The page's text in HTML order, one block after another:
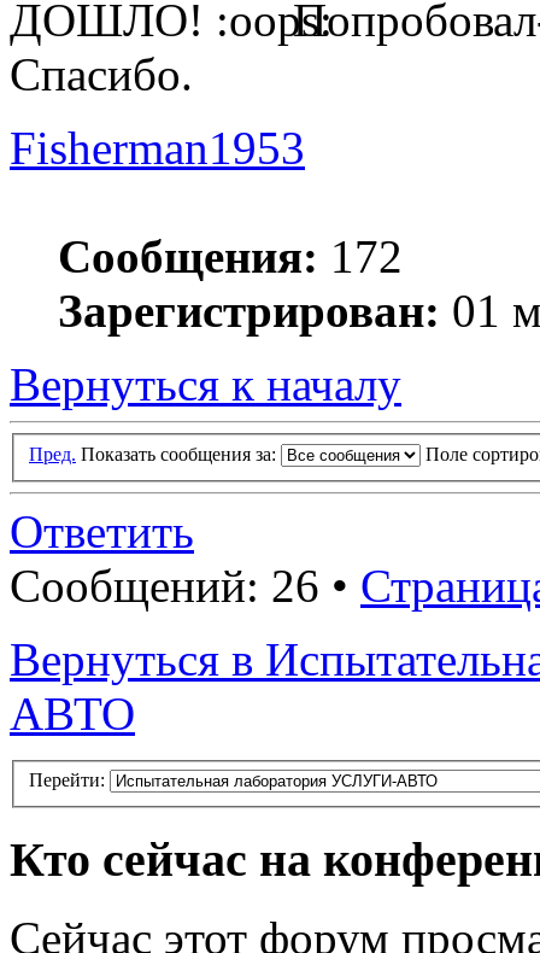
ДОШЛО!
Спасибо.
Fisherman1953
Сообщения: 172
Зарегистрирован: 01
Вернуться к началу
Пред. Показать сообщения за: Поле
Ответить
Сообщений: 26 •
Вернуться в
АВТО
Перейти:
Кто сейчас на
Сейчас этот форум